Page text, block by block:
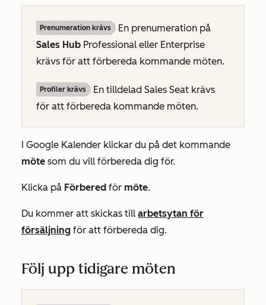
Prenumeration krävs
En prenumeration på
Sales Hub Professional eller Enterprise
krävs för att förbereda kommande möten.
Profiler krävs
En tilldelad Sales Seat krävs
för att förbereda kommande möten.
I Google Kalender klickar du på det kommande
möte som du vill förbereda dig för.
Klicka på Förbered för möte.
Du kommer att skickas till arbetsytan för
försäljning för att förbereda dig.
Följ upp tidigare möten